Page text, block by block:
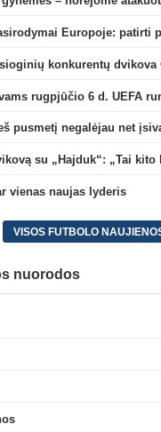
konkurentų dvikova
rugpjūčio 6 d. UEFA
vienas naujas lyderis
VISOS FUTBOLO
nuorodos